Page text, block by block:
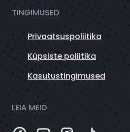
TINGIMUSED
Privaatsuspoliitika
Küpsiste poliitika
Kasutustingimused
LEIA MEID